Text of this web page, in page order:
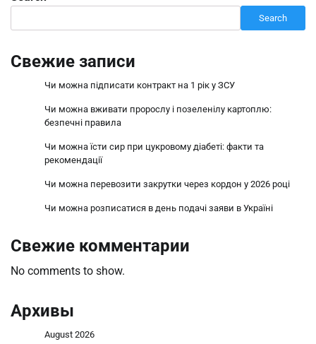
Search
Свежие записи
Чи можна підписати контракт на 1 рік у ЗСУ
Чи можна вживати пророслу і позеленілу картоплю:
безпечні правила
Чи можна їсти сир при цукровому діабеті: факти та
рекомендації
Чи можна перевозити закрутки через кордон у 2026 році
Чи можна розписатися в день подачі заяви в Україні
Свежие комментарии
No comments to show.
Архивы
August 2026